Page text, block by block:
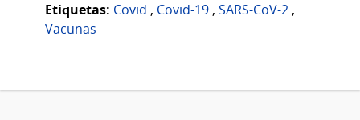
Etiquetas: Covid , Covid-19 , SARS-CoV-2 ,
Vacunas